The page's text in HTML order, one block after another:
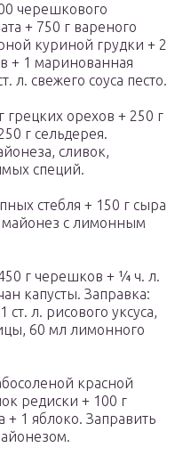
черешкового
+ 750 г вареного
куриной грудки + 2
+ 1 маринованная
л. свежего соуса песто.
грецких орехов + 250 г
г сельдерея.
сливок,
специй.
стебля + 150 г сыра
майонез с лимонным
г черешков + ¼ ч. л.
капусты. Заправка:
ст. л. рисового уксуса,
60 мл лимонного
красной
редиски + 100 г
+ 1 яблоко. Заправить